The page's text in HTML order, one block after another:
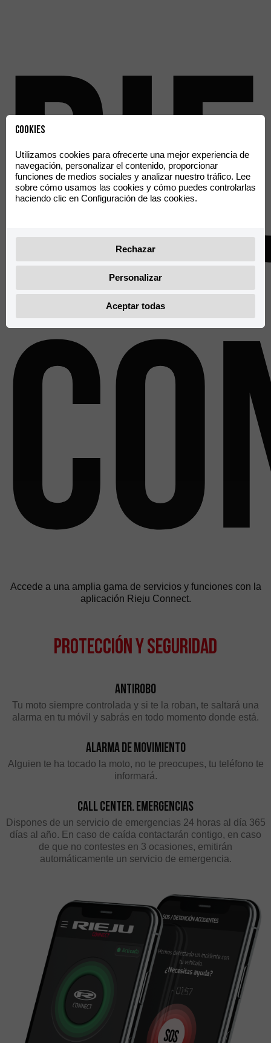
Accede a una amplia gama de servicios y funciones con la
aplicación Rieju Connect.
Protección y Seguridad
Antirobo
Tu moto siempre controlada y si te la roban, te saltará una
alarma en tu móvil y sabrás en todo momento donde está.
Alarma de movimiento
Alguien te ha tocado la moto, no te preocupes, tu teléfono te
informará.
Call Center. Emergencias
Dispones de un servicio de emergencias 24 horas al día 365
días al año. En caso de caída contactarán contigo, en caso
de que no contestes en 3 ocasiones, emitirán
automáticamente un servicio de emergencia.
Cookies
Utilizamos cookies para ofrecerte una mejor experiencia de
navegación, personalizar el contenido, proporcionar
funciones de medios sociales y analizar nuestro tráfico. Lee
sobre cómo usamos las cookies y cómo puedes controlarlas
haciendo clic en Configuración de las cookies.
Rechazar
Personalizar
Aceptar todas